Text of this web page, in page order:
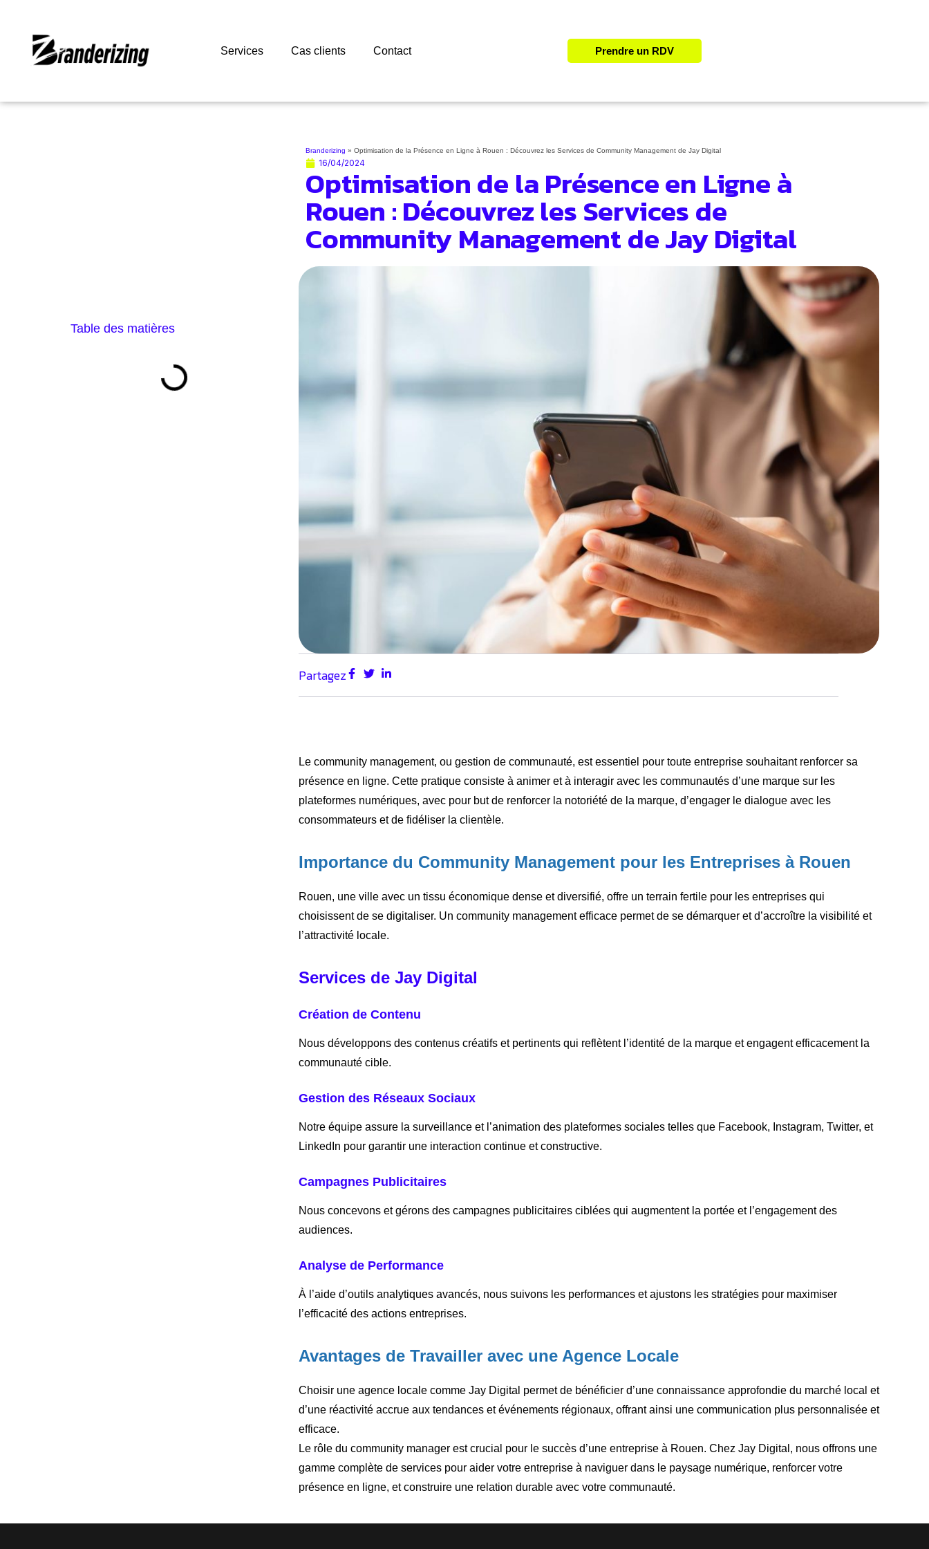
Services Cas clients Contact Prendre un RDV
Branderizing » Optimisation de la Présence en Ligne à Rouen : Découvrez les Services de Community Management de Jay Digital
16/04/2024
Optimisation de la Présence en Ligne à
Rouen : Découvrez les Services de
Community Management de Jay Digital
Table des matières
Partagez
Le community management, ou gestion de communauté, est essentiel pour toute entreprise souhaitant renforcer sa
présence en ligne. Cette pratique consiste à animer et à interagir avec les communautés d’une marque sur les
plateformes numériques, avec pour but de renforcer la notoriété de la marque, d’engager le dialogue avec les
consommateurs et de fidéliser la clientèle.
Importance du Community Management pour les Entreprises à Rouen
Rouen, une ville avec un tissu économique dense et diversifié, offre un terrain fertile pour les entreprises qui
choisissent de se digitaliser. Un community management efficace permet de se démarquer et d’accroître la visibilité et
l’attractivité locale.
Services de Jay Digital
Création de Contenu
Nous développons des contenus créatifs et pertinents qui reflètent l’identité de la marque et engagent efficacement la
communauté cible.
Gestion des Réseaux Sociaux
Notre équipe assure la surveillance et l’animation des plateformes sociales telles que Facebook, Instagram, Twitter, et
LinkedIn pour garantir une interaction continue et constructive.
Campagnes Publicitaires
Nous concevons et gérons des campagnes publicitaires ciblées qui augmentent la portée et l’engagement des
audiences.
Analyse de Performance
À l’aide d’outils analytiques avancés, nous suivons les performances et ajustons les stratégies pour maximiser
l’efficacité des actions entreprises.
Avantages de Travailler avec une Agence Locale
Choisir une agence locale comme Jay Digital permet de bénéficier d’une connaissance approfondie du marché local et
d’une réactivité accrue aux tendances et événements régionaux, offrant ainsi une communication plus personnalisée et
efficace.
Le rôle du community manager est crucial pour le succès d’une entreprise à Rouen. Chez Jay Digital, nous offrons une
gamme complète de services pour aider votre entreprise à naviguer dans le paysage numérique, renforcer votre
présence en ligne, et construire une relation durable avec votre communauté.